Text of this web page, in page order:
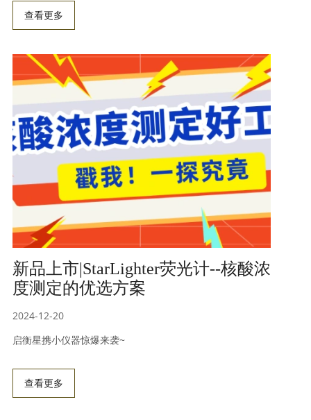
查看更多
新品上市|StarLighter荧光计--核酸浓
度测定的优选方案
2024-12-20
启衡星携小仪器惊爆来袭~
查看更多